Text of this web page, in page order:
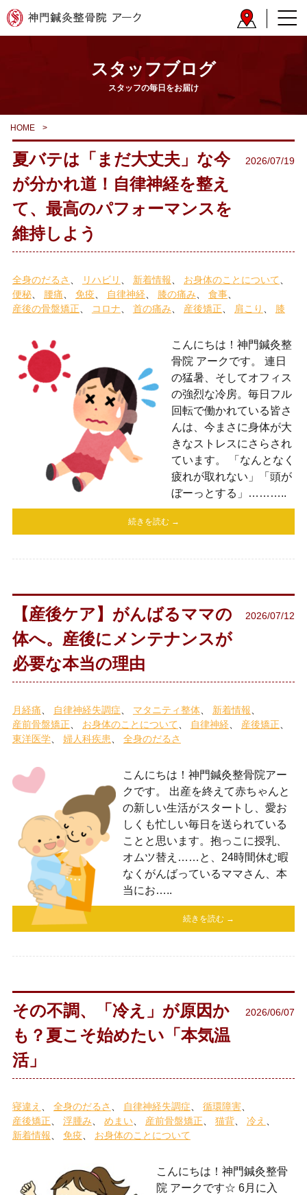
スタッフブログ
スタッフの毎日をお届け
HOME >
夏バテは「まだ大丈夫」な今
が分かれ道！自律神経を整え
て、最高のパフォーマンスを
維持しよう
2026/07/19
全身のだるさ リハビリ 新着情報
お身体のことについて
便秘
腰痛 免疫 自律神経 膝の痛み
食事
産後の骨盤矯正
コロナ 首の痛み 産後矯正 肩こり 膝
こんにちは！神門鍼灸整
骨院 アークです。 連日
の猛暑、そしてオフィス
の強烈な冷房。毎日フル
回転で働かれている皆さ
んは、今まさに身体が大
きなストレスにさらされ
ています。 「なんとなく
疲れが取れない」「頭が
ぼーっとする」………..
続きを読む →
【産後ケア】がんばるママの
体へ。産後にメンテナンスが
必要な本当の理由
2026/07/12
月経痛 自律神経失調症 マタニティ整体
新着情報
産前骨盤矯正
お身体のことについて 自律神経
産後矯正
東洋医学
婦人科疾患 全身のだるさ
こんにちは！神門鍼灸整骨院アー
クです。 出産を終えて赤ちゃんと
の新しい生活がスタートし、愛お
しくも忙しい毎日を送られている
ことと思います。抱っこに授乳、
オムツ替え……と、24時間休む暇
なくがんばっているママさん、本
当にお…..
続きを読む →
その不調、「冷え」が原因か
も？夏こそ始めたい「本気温
活」
2026/06/07
寝違え 全身のだるさ 自律神経失調症
循環障害
産後矯正
浮腫み めまい 産前骨盤矯正 猫背
冷え
新着情報
免疫 お身体のことについて
こんにちは！神門鍼灸整骨
院 アークです☆ 6月に入